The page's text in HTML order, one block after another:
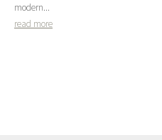
modern...
read more